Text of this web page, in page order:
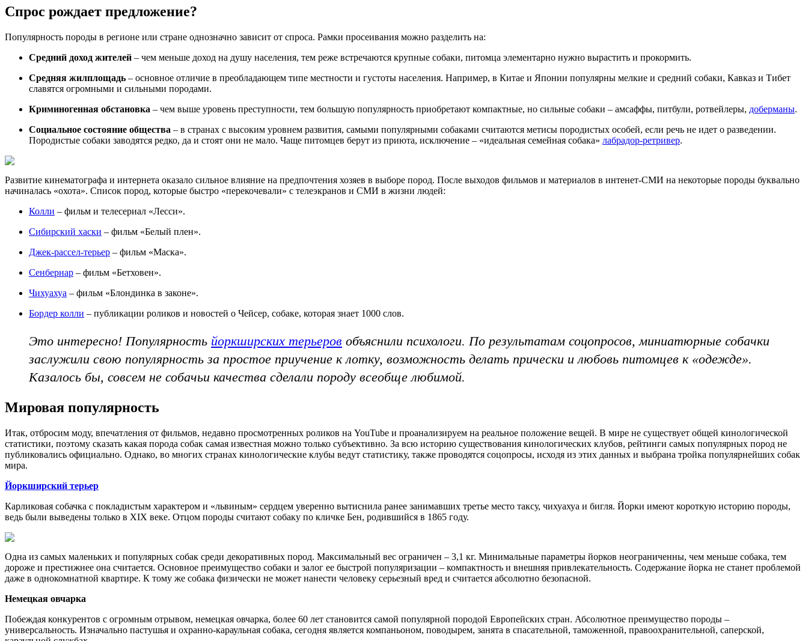
Спрос рождает предложение?
Популярность породы в регионе или стране однозначно зависит от спроса. Рамки просеивания можно разделить на:
Средний доход жителей – чем меньше доход на душу населения, тем реже встречаются крупные собаки, питомца элементарно нужно вырастить и прокормить.
Средняя жилплощадь – основное отличие в преобладающем типе местности и густоты населения. Например, в Китае и Японии популярны мелкие и средний собаки, Кавказ и Тибет
славятся огромными и сильными породами.
Криминогенная обстановка – чем выше уровень преступности, тем большую популярность приобретают компактные, но сильные собаки – амсаффы, питбули, ротвейлеры, доберманы.
Социальное состояние общества – в странах с высоким уровнем развития, самыми популярными собаками считаются метисы породистых особей, если речь не идет о разведении.
Породистые собаки заводятся редко, да и стоят они не мало. Чаще питомцев берут из приюта, исключение – «идеальная семейная собака» лабрадор-ретривер.
Развитие кинематографа и интернета оказало сильное влияние на предпочтения хозяев в выборе пород. После выходов фильмов и материалов в интенет-СМИ на некоторые породы буквально
начиналась «охота». Список пород, которые быстро «перекочевали» с телеэкранов и СМИ в жизни людей:
Колли – фильм и телесериал «Лесси».
Сибирский хаски – фильм «Белый плен».
Джек-рассел-терьер – фильм «Маска».
Сенбернар – фильм «Бетховен».
Чихуахуа – фильм «Блондинка в законе».
Бордер колли – публикации роликов и новостей о Чейсер, собаке, которая знает 1000 слов.
Это интересно! Популярность йоркширских терьеров объяснили психологи. По результатам соцопросов, миниатюрные собачки
заслужили свою популярность за простое приучение к лотку, возможность делать прически и любовь питомцев к «одежде».
Казалось бы, совсем не собачьи качества сделали породу всеобще любимой.
Мировая популярность
Итак, отбросим моду, впечатления от фильмов, недавно просмотренных роликов на YouTube и проанализируем на реальное положение вещей. В мире не существует общей кинологической
статистики, поэтому сказать какая порода собак самая известная можно только субъективно. За всю историю существования кинологических клубов, рейтинги самых популярных пород не
публиковались официально. Однако, во многих странах кинологические клубы ведут статистику, также проводятся соцопросы, исходя из этих данных и выбрана тройка популярнейших собак
мира.
Йоркширский терьер
Карликовая собачка с покладистым характером и «львиным» сердцем уверенно вытиснила ранее занимавших третье место таксу, чихуахуа и бигля. Йорки имеют короткую историю породы,
ведь были выведены только в XIX веке. Отцом породы считают собаку по кличке Бен, родившийся в 1865 году.
Одна из самых маленьких и популярных собак среди декоративных пород. Максимальный вес ограничен – 3,1 кг. Минимальные параметры йорков неограниченны, чем меньше собака, тем
дороже и престижнее она считается. Основное преимущество собаки и залог ее быстрой популяризации – компактность и внешняя привлекательность. Содержание йорка не станет проблемой
даже в однокомнатной квартире. К тому же собака физически не может нанести человеку серьезный вред и считается абсолютно безопасной.
Немецкая овчарка
Побеждая конкурентов с огромным отрывом, немецкая овчарка, более 60 лет становится самой популярной породой Европейских стран. Абсолютное преимущество породы –
универсальность. Изначально пастушья и охранно-караульная собака, сегодня является компаньоном, поводырем, занята в спасательной, таможенной, правоохранительной, саперской,